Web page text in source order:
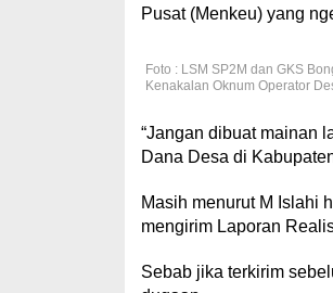
Pusat (Menkeu) yang
Foto : LSM SP2M dan GKS
Kenakalan Oknum Operator
“Jangan dibuat mainan
Dana Desa di
Masih menurut M Islahi
mengirim Laporan
Sebab jika terkirim